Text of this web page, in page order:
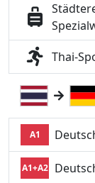
Thai-
A1
A1+A2